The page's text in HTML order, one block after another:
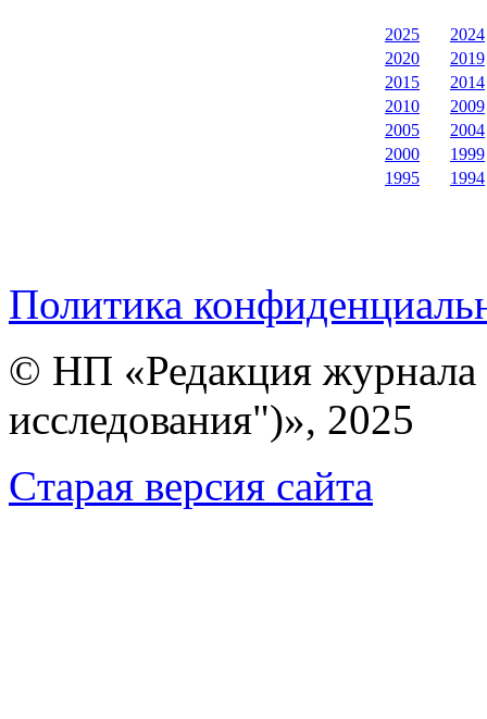
2025
2024
2020
2019
2015
2014
2010
2009
2005
2004
2000
1999
1995
1994
Политика
© НП «Редакция
исследования")», 2025
Cтарая версия сайта